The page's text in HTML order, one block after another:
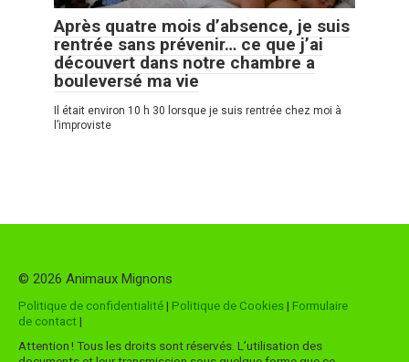
Après quatre mois d’absence, je suis
rentrée sans prévenir… ce que j’ai
découvert dans notre chambre a
bouleversé ma vie
Il était environ 10 h 30 lorsque je suis rentrée chez moi à
l’improviste
© 2026 Animaux Mignons
Politique de confidentialité| Politique de Cookies| Formulaire
de contact|
Attention ! Tous les droits sont réservés. L’utilisation des